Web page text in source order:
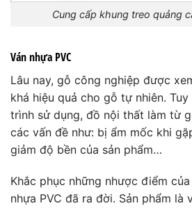
Cung cấp khung treo quảng
Ván nhựa PVC
Lâu nay, gỗ công nghiệp được
khá hiệu quả cho gỗ tự nhiên.
trình sử dụng, đồ nội thất làm từ
các vấn đề như: bị ẩm mốc khi
giảm độ bền của sản phẩm…
Khắc phục những nhược điểm
nhựa PVC đã ra đời. Sản phẩm là